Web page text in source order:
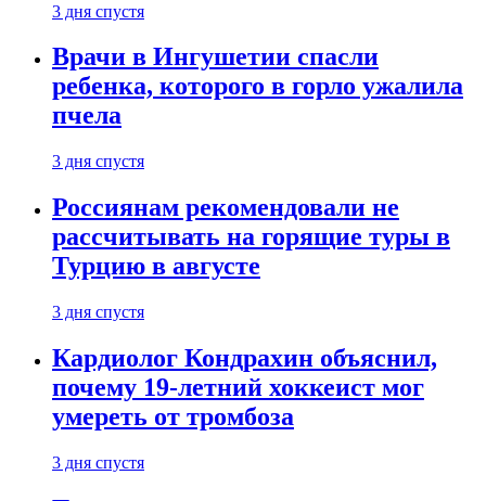
3 дня спустя
Врачи в Ингушетии спасли
ребенка, которого в горло ужалила
пчела
3 дня спустя
Россиянам рекомендовали не
рассчитывать на горящие туры в
Турцию в августе
3 дня спустя
Кардиолог Кондрахин объяснил,
почему 19-летний хоккеист мог
умереть от тромбоза
3 дня спустя